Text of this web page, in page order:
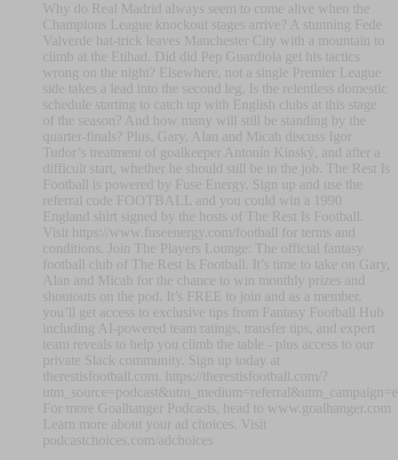
Why do Real Madrid always seem to come alive when the
Champions League knockout stages arrive? A stunning Fede
Valverde hat-trick leaves Manchester City with a mountain to
climb at the Etihad. Did did Pep Guardiola get his tactics
wrong on the night? Elsewhere, not a single Premier League
side takes a lead into the second leg. Is the relentless domestic
schedule starting to catch up with English clubs at this stage
of the season? And how many will still be standing by the
quarter-finals? Plus, Gary, Alan and Micah discuss Igor
Tudor’s treatment of goalkeeper Antonín Kinský, and after a
difficult start, whether he should still be in the job. The Rest Is
Football is powered by Fuse Energy. Sign up and use the
referral code FOOTBALL and you could win a 1990
England shirt signed by the hosts of The Rest Is Football.
Visit https://www.fuseenergy.com/football for terms and
conditions. Join The Players Lounge: The official fantasy
football club of The Rest Is Football. It’s time to take on Gary,
Alan and Micah for the chance to win monthly prizes and
shoutouts on the pod. It’s FREE to join and as a member,
you’ll get access to exclusive tips from Fantasy Football Hub
including AI-powered team ratings, transfer tips, and expert
team reveals to help you climb the table - plus access to our
private Slack community. Sign up today at
therestisfootball.com. https://therestisfootball.com/?
For more Goalhanger Podcasts, head to www.goalhanger.com
Learn more about your ad choices. Visit
podcastchoices.com/adchoices